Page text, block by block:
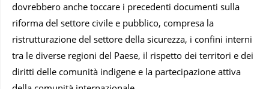
dovrebbero anche toccare i precedenti documenti sulla
riforma del settore civile e pubblico, compresa la
ristrutturazione del settore della sicurezza, i confini interni
tra le diverse regioni del Paese, il rispetto dei territori e dei
diritti delle comunità indigene e la partecipazione attiva